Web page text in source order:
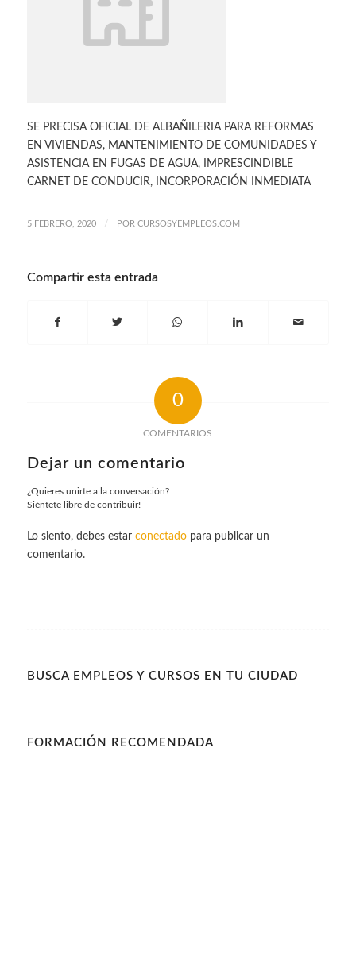
SE PRECISA OFICIAL DE ALBAÑILERIA PARA REFORMAS
EN VIVIENDAS, MANTENIMIENTO DE COMUNIDADES Y
ASISTENCIA EN FUGAS DE AGUA, IMPRESCINDIBLE
CARNET DE CONDUCIR, INCORPORACIÓN INMEDIATA
5 FEBRERO, 2020 / POR CURSOSYEMPLEOS.COM
Compartir esta entrada
0
COMENTARIOS
Dejar un comentario
¿Quieres unirte a la conversación?
Siéntete libre de contribuir!
Lo siento, debes estar conectadopara publicar un
comentario.
BUSCA EMPLEOS Y CURSOS EN TU CIUDAD
FORMACIÓN RECOMENDADA